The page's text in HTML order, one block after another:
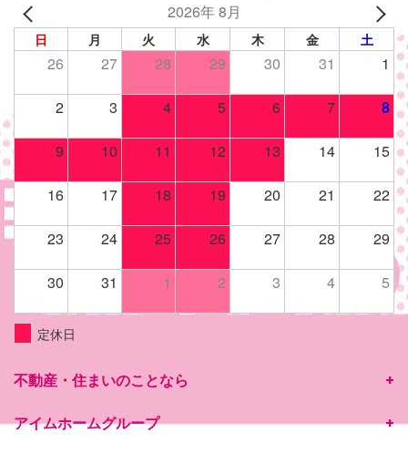
2026年 8月
日 月 火 水 木 金 土
26 27 28 29 30 31 1
2 3 4 5 6 7 8
9 10 11 12 13 14 15
16 17 18 19 20 21 22
23 24 25 26 27 28 29
30 31 1 2 3 4 5
定休日
不動産・住まいのことなら
アイムホームグループ